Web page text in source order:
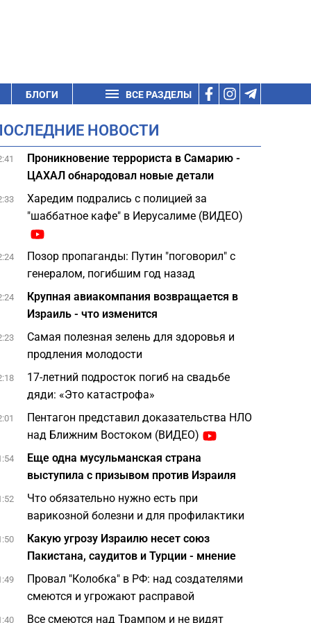
БЛОГИ ВСЕ РАЗДЕЛЫ
НОВОСТИ
Проникновение террориста в Самарию -
ЦАХАЛ обнародовал новые детали
Харедим подрались с полицией за
"шаббатное кафе" в Иерусалиме (ВИДЕО)
Позор пропаганды: Путин "поговорил" с
генералом, погибшим год назад
Крупная авиакомпания возвращается в
Израиль - что изменится
Самая полезная зелень для здоровья и
продления молодости
17-летний подросток погиб на свадьбе
дяди: «Это катастрофа»
Пентагон представил доказательства НЛО
над Ближним Востоком (ВИДЕО)
Еще одна мусульманская страна
выступила с призывом против Израиля
Что обязательно нужно есть при
варикозной болезни и для профилактики
Какую угрозу Израилю несет союз
Пакистана, саудитов и Турции - мнение
Провал "Колобка" в РФ: над создателями
смеются и угрожают расправой
Все смеются над Трампом и не видят